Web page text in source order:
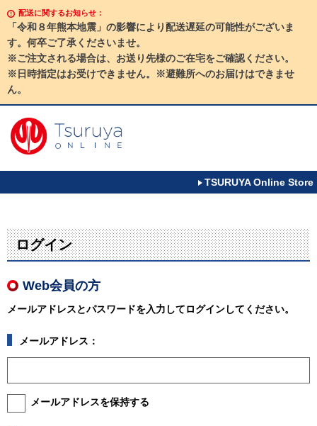
配送に関するお知らせ：
「令和８年熊本地震」の影響により配送遅延の可能性がございま
す。何卒ご了承くださいませ。
※ご注文される場合は、お送り先様のご在宅をご確認ください。
※日時指定はお受けできません。※避難所へのお届けはできませ
ん。
TSURUYA Online Store
ログイン
Web会員の方
メールアドレスとパスワードを入力してログインしてください。
メールアドレス：
メールアドレスを保持する